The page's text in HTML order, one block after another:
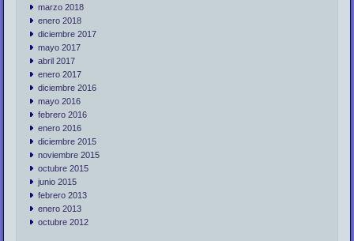
marzo 2018
enero 2018
diciembre 2017
mayo 2017
abril 2017
enero 2017
diciembre 2016
mayo 2016
febrero 2016
enero 2016
diciembre 2015
noviembre 2015
octubre 2015
junio 2015
febrero 2013
enero 2013
octubre 2012